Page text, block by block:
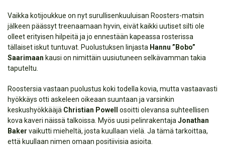
Vaikka kotijoukkue on nyt surullisenkuuluisan Roosters-matsin
jälkeen päässyt treenaamaan hyvin, eivät kaikki uutiset silti ole
olleet erityisen hilpeitä ja jo ennestään kapeassa rosterissa
tällaiset iskut tuntuvat. Puolustuksen linjasta Hannu ”Bobo”
Saarimaan kausi on nimittäin uusiutuneen selkävamman takia
taputeltu.
Roostersia vastaan puolustus koki todella kovia, mutta vastaavasti
hyökkäys otti askeleen oikeaan suuntaan ja varsinkin
keskushyökkääjä Christian Powell osoitti olevansa suhteellisen
kova kaveri näissä talkoissa. Myös uusi pelinrakentaja Jonathan
Baker vaikutti mieheltä, josta kuullaan vielä. Ja tämä tarkoittaa,
että kuullaan nimen omaan positiivisia asioita.